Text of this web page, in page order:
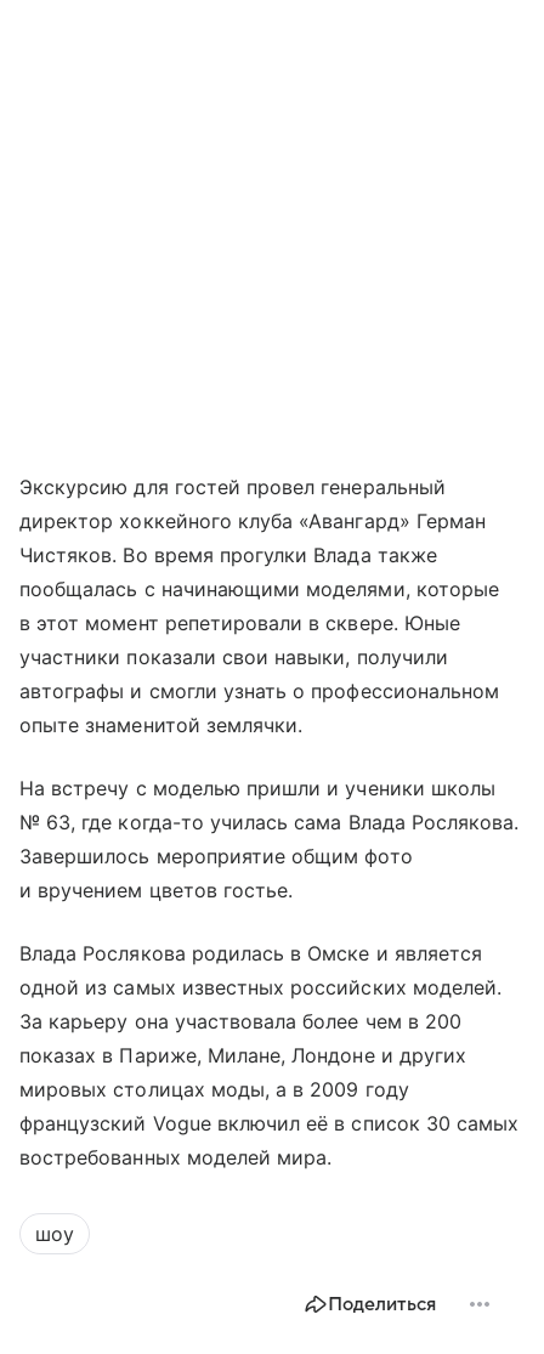
Экскурсию для гостей провел генеральный
директор хоккейного клуба «Авангард» Герман
Чистяков. Во время прогулки Влада также
пообщалась с начинающими моделями, которые
в этот момент репетировали в сквере. Юные
участники показали свои навыки, получили
автографы и смогли узнать о профессиональном
опыте знаменитой землячки.
На встречу с моделью пришли и ученики школы
№ 63, где когда-то училась сама Влада Рослякова.
Завершилось мероприятие общим фото
и вручением цветов гостье.
Влада Рослякова родилась в Омске и является
одной из самых известных российских моделей.
За карьеру она участвовала более чем в 200
показах в Париже, Милане, Лондоне и других
мировых столицах моды, а в 2009 году
французский Vogue включил её в список 30 самых
востребованных моделей мира.
шоу
Поделиться